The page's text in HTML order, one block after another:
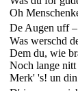
Oh
De Augen uff
Was werschd
Dem du, wie
Noch lange nitt
Merk' 's! un